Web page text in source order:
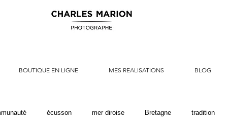
BOUTIQUE EN LIGNE MES REALISATIONS BLOG
écusson mer diroise Bretagne tradition